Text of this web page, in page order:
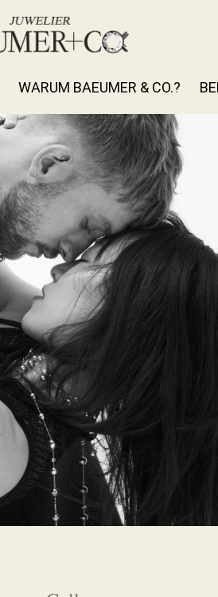
WARUM BAEUMER & CO.?